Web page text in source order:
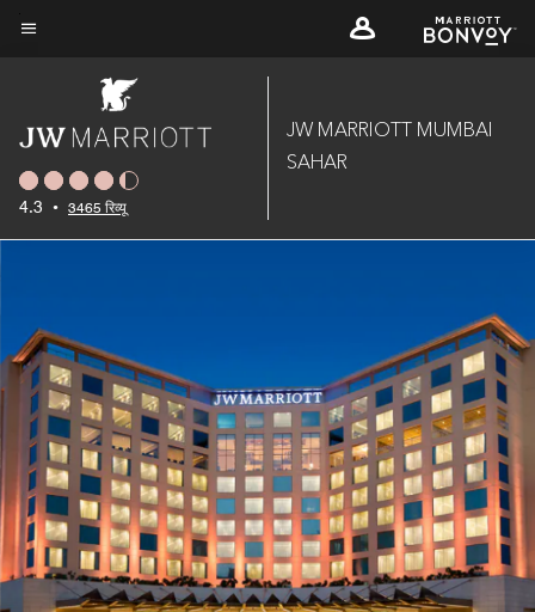
Skip
4.3 • 3465 रिव्यू
JW MARRIOTT MUMBAI
SAHAR